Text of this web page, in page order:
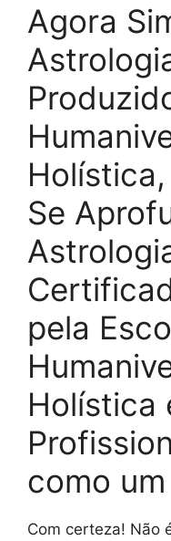
Agora
Se
pela
Holística
como
Com certeza! Não